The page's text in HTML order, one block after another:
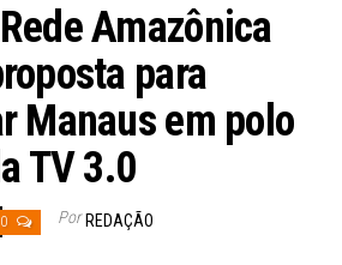
Amazônica
para
Manaus em polo
TV 3.0
0 Por REDAÇÃO